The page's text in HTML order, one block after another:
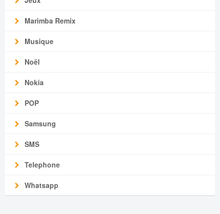
Marimba Remix
Musique
Noël
Nokia
POP
Samsung
SMS
Telephone
Whatsapp